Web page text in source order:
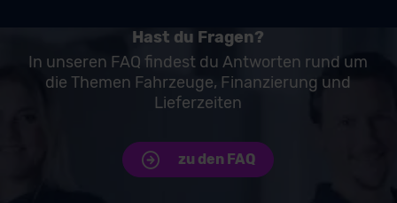
Datenschutzklauseln können Sie über den Kontakt zu
unserem Datenschutzbeauftragten unter
datenschutz@meinauto.de anfordern.
Hast du Fragen?
In unseren FAQ findest du Antworten rund um
die Themen Fahrzeuge, Finanzierung und
Lieferzeiten
zu den FAQ